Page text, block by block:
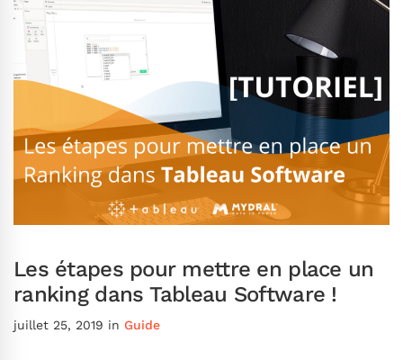
Les étapes pour mettre en place un
ranking dans Tableau Software !
juillet 25, 2019 in Guide